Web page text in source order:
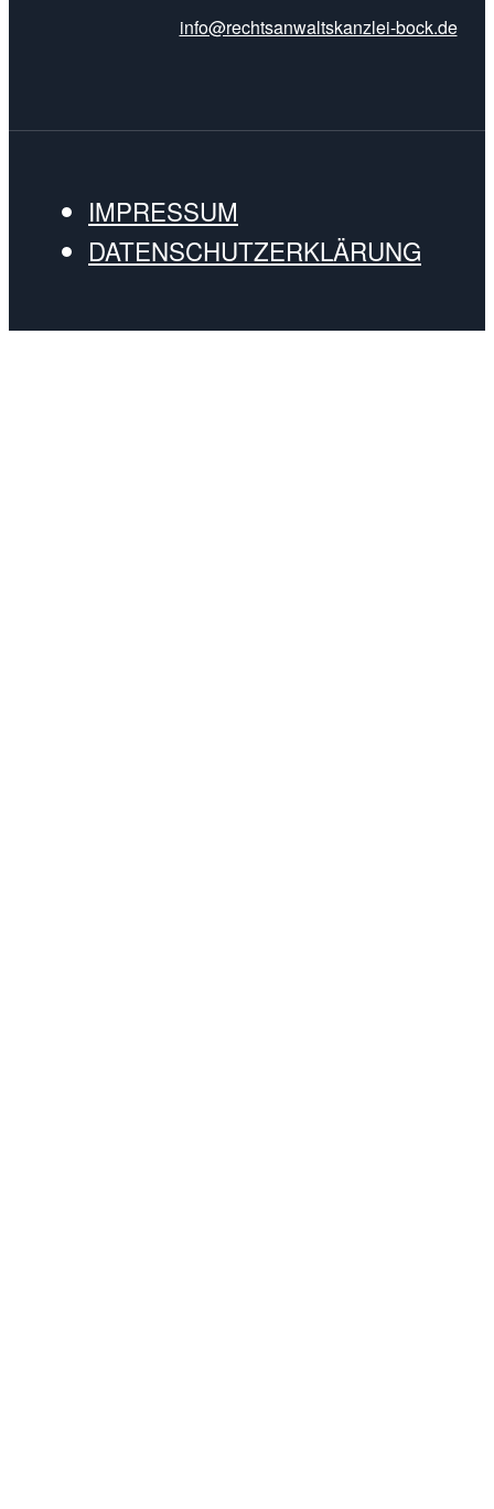
info@rechtsanwaltskanzlei-bock.de
IMPRESSUM
DATENSCHUTZERKLÄRUNG